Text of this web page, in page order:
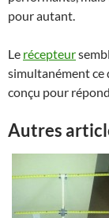
pour autant.
Le récepteur
simultanément ce
conçu pour
Autres